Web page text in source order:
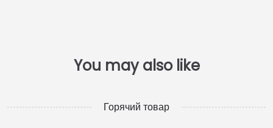
Горячий товар